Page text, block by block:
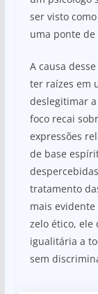
ser visto
uma ponte
A causa
ter raízes em
deslegitimar
foco recai
expressões
de base
tratamento
mais
zelo ético, ele
igualitária a
sem